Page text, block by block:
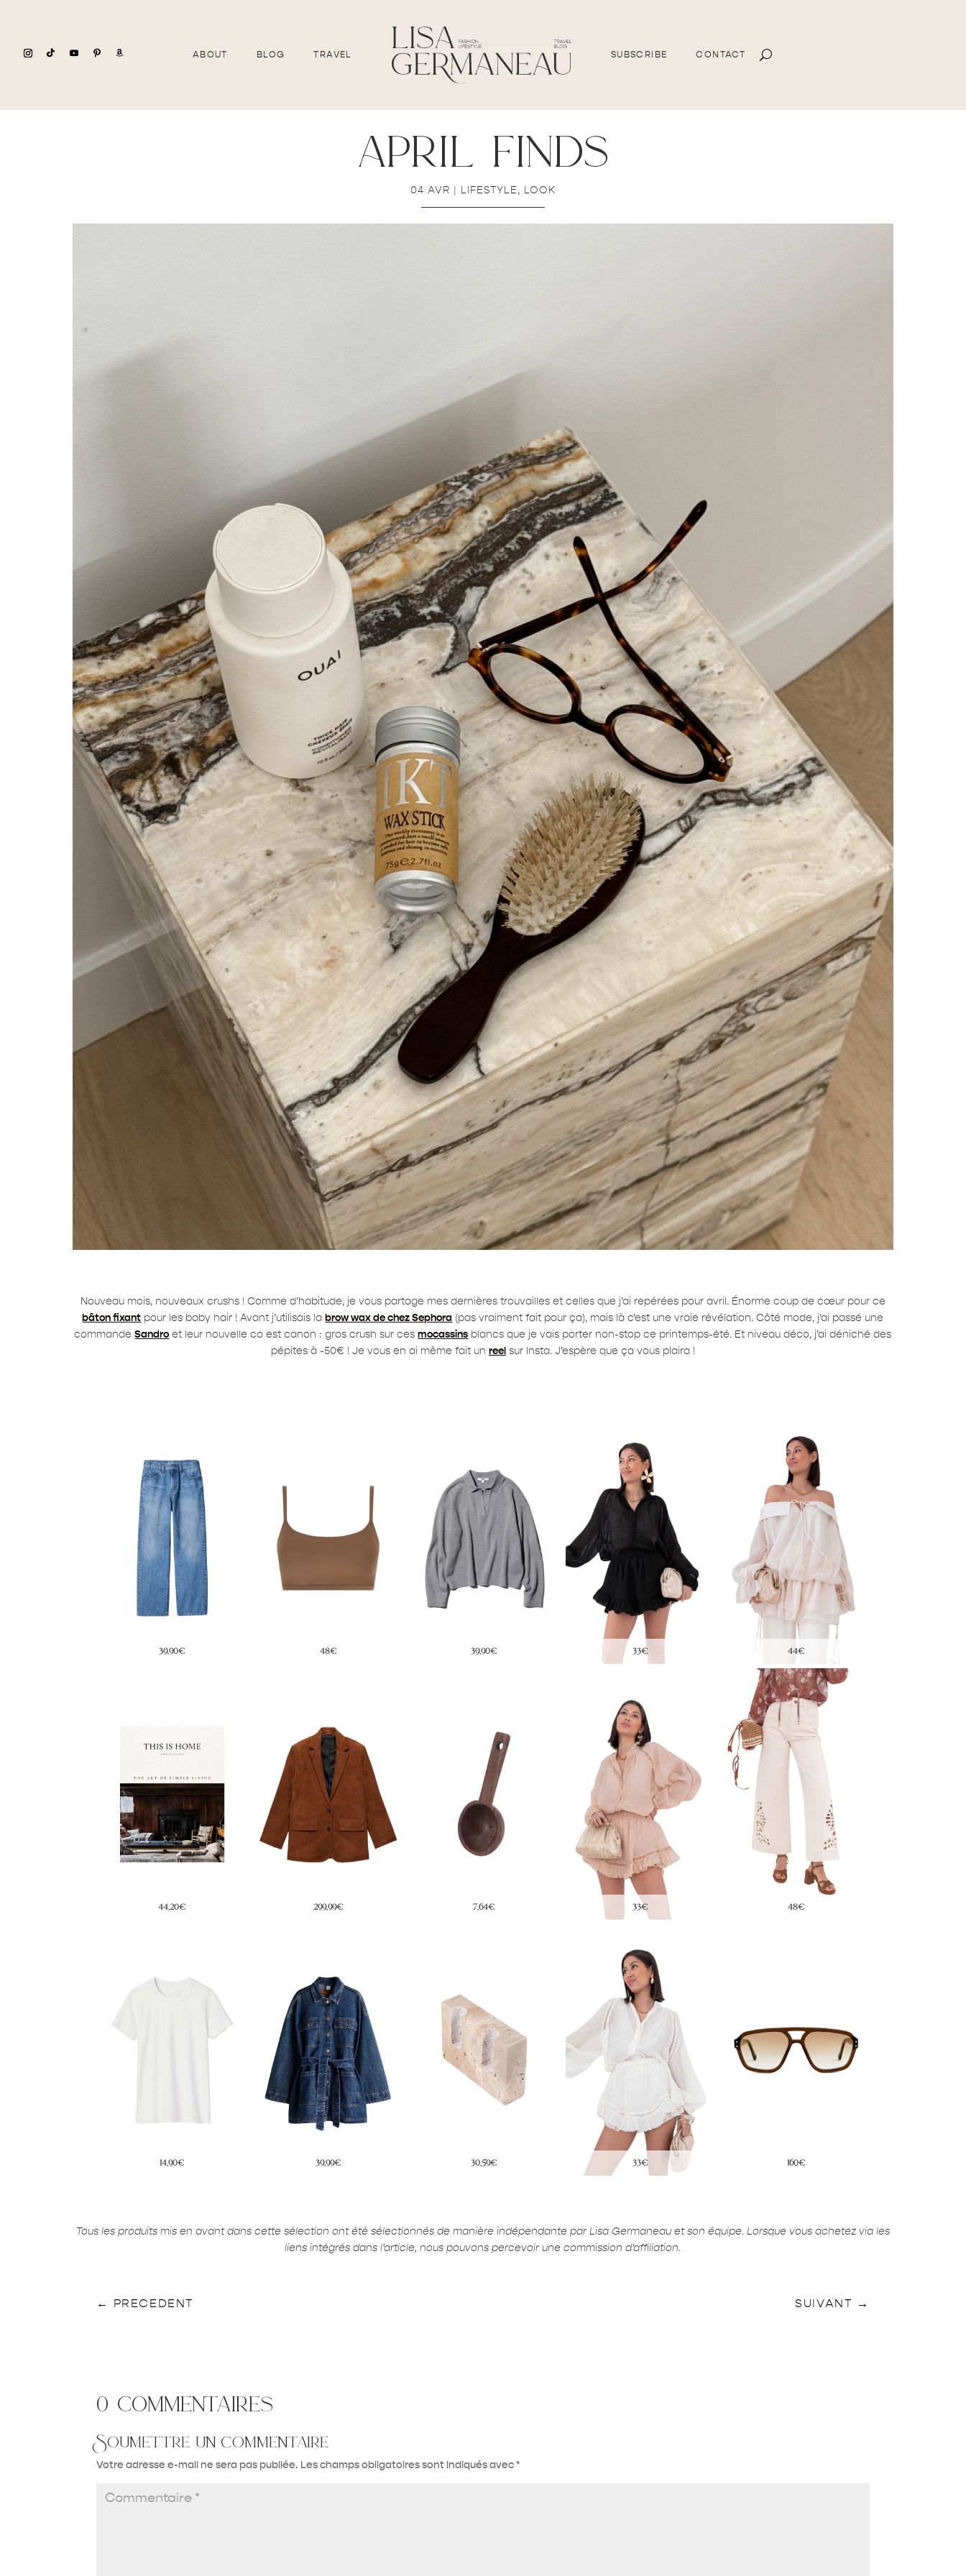
ABOUT BLOG TRAVEL SUBSCRIBE CONTACT
april finds
04 AVR | LIFESTYLE, LOOK
Nouveau mois, nouveaux crushs ! Comme d’habitude, je vous partage mes dernières trouvailles et celles que j’ai repérées pour avril. Énorme coup de cœur pour ce
bâton fixant pour les baby hair ! Avant j’utilisais labrow wax de chez Sephora (pas vraiment fait pour ça), mais là c’est une vraie révélation. Côté mode, j’ai passé une
commandeSandro et leur nouvelle co est canon : gros crush sur cesmocassins blancs que je vais porter non-stop ce printemps-été. Et niveau déco, j’ai déniché des
pépites à -50€ ! Je vous en ai même fait un reelsur Insta. J’espère que ça vous plaira !
48€
299,99€
39,99€
39,90€
7,64€
30,59€
33€
33€
33€
44€
48€
160€
475€
425€
32€
Tous les produits mis en avant dans cette sélection ont été sélectionnés de manière indépendante par Lisa Germaneau et son équipe. Lorsque vous achetez via les
liens intégrés dans l’article, nous pouvons percevoir une commission d’affiliation.
← PRECEDENT SUIVANT →
0 commentaires
Soumettre un commentaire
Votre adresse e-mail ne sera pas publiée. Les champs obligatoires sont indiqués avec*